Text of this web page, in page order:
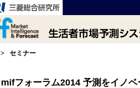
> セミナー
mifフォーラム2014 予測をイノ